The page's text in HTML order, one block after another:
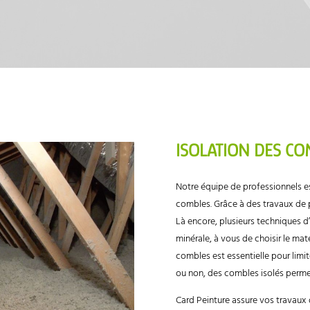
ISOLATION DES
Notre équipe de professionnels
combles. Grâce à des travaux
Là encore, plusieurs techniques
minérale, à vous de choisir le
combles est essentielle pour
ou non, des combles isolés
Card Peinture assure vos travaux